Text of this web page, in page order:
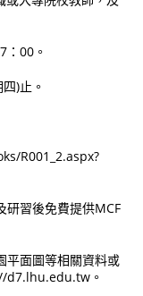
：00。
)止。
R001_2.aspx?
研習後免費提供MCF
平面圖等相關資料或
d7.lhu.edu.tw。